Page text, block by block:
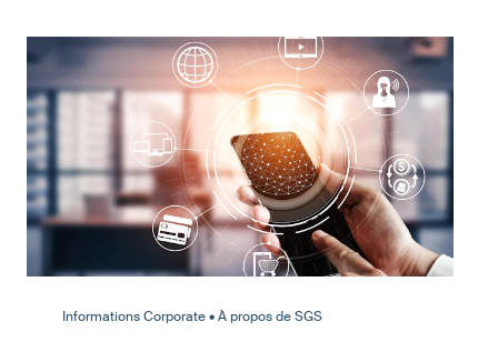
Informations Corporate • À propos de SGS